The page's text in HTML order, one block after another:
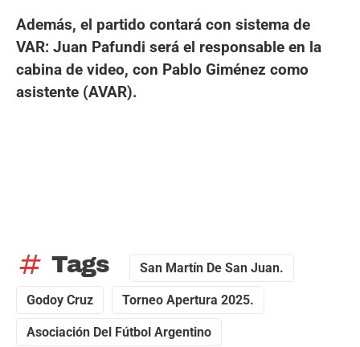
Además, el partido contará con sistema de
VAR: Juan Pafundi será el responsable en la
cabina de video, con Pablo Giménez como
asistente (AVAR).
tag Tags San Martín De San Juan.
Godoy Cruz Torneo Apertura 2025.
Asociación Del Fútbol Argentino